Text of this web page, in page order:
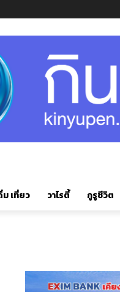
เที่ยว วาไรตี้ กูรูชีวิต